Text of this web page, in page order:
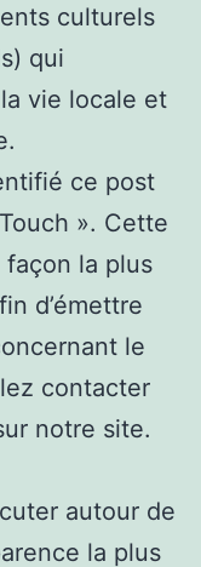
culturels
qui
vie locale et
ce post
». Cette
la plus
d’émettre
le
contacter
notre site.
autour de
la plus